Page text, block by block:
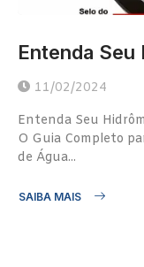
Entenda
11/02/2024
Entenda Seu
O Guia Completo
de Água...
SAIBA MAIS